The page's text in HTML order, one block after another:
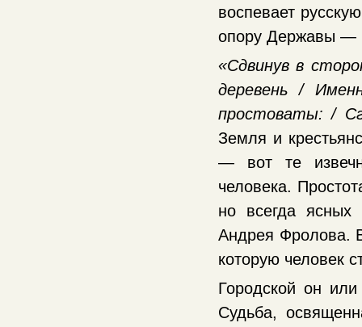
воспевает
опору Державы —
«Сдвинув в
деревень /
простоваты: /
Земля и
— вот те
человека.
но всегда ясных
Андрея Фролова. В
которую человек
Городской он
Судьба,